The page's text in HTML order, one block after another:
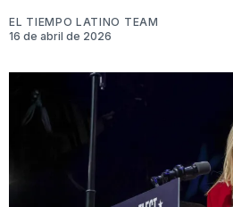
EL TIEMPO LATINO TEAM
16 de abril de 2026